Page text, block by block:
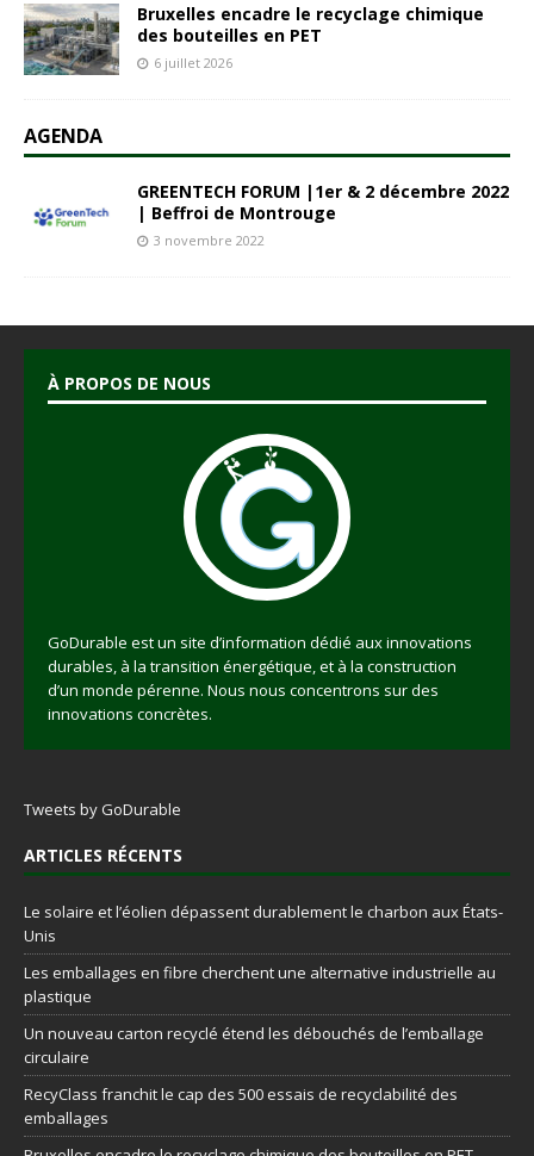
Bruxelles encadre le recyclage chimique
des bouteilles en PET
6 juillet 2026
AGENDA
GREENTECH FORUM |1er & 2 décembre 2022
| Beffroi de Montrouge
3 novembre 2022
À PROPOS DE NOUS
GoDurable est un site d’information dédié aux innovations
durables, à la transition énergétique, et à la construction
d’un monde pérenne. Nous nous concentrons sur des
innovations concrètes.
Tweets by GoDurable
ARTICLES RÉCENTS
Le solaire et l’éolien dépassent durablement le charbon aux États-
Unis
Les emballages en fibre cherchent une alternative industrielle au
plastique
Un nouveau carton recyclé étend les débouchés de l’emballage
circulaire
RecyClass franchit le cap des 500 essais de recyclabilité des
emballages